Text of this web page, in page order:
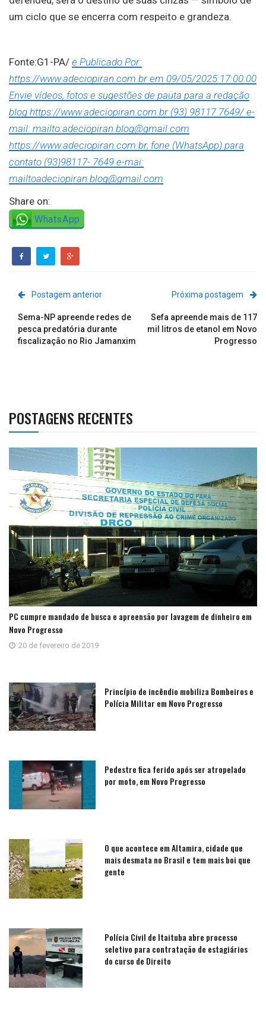
um ciclo que se encerra com respeito e grandeza.
Fonte:G1-PA/ e Publicado Por:
https://www.adeciopiran.com.br em 09/05/2025:17:00:00
Envie vídeos, fotos e sugestões de pauta para a redação
blog https://www.adeciopiran.com.br (93) 98117 7649/ e-
mail: mailto:adeciopiran.blog@gmail.com
https://www.adeciopiran.com.br, fone (WhatsApp) para
contato (93)98117- 7649 e-mai:
mailtoadeciopiran.blog@gmail.com
Share on:
WhatsApp
Postagem anterior
Sema-NP apreende redes de
pesca predatória durante
fiscalização no Rio Jamanxim
Próxima postagem
Sefa apreende mais de 117
mil litros de etanol em Novo
Progresso
POSTAGENS RECENTES
PC cumpre mandado de busca e apreensão por lavagem de dinheiro em
Novo Progresso
20 de fevereiro de 2019
Princípio de incêndio mobiliza Bombeiros e
Polícia Militar em Novo Progresso
Pedestre fica ferido após ser atropelado
por moto, em Novo Progresso
O que acontece em Altamira, cidade que
mais desmata no Brasil e tem mais boi que
gente
Polícia Civil de Itaituba abre processo
seletivo para contratação de estagiários
do curso de Direito